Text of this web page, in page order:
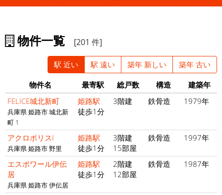
物件一覧 [201 件]
駅 近い 駅 遠い 築年 新しい 築年 古い
物件名 最寄駅 総戸数 構造
建築年
FELICE城北新町
兵庫県 姫路市 城北新
町 1
姫路駅
徒歩1分
3階建 鉄骨造 1979年
アクロポリスI
兵庫県 姫路市 野里
姫路駅
徒歩1分
3階建
15部屋
鉄骨造 1997年
エスポワール伊伝
居
兵庫県 姫路市 伊伝居
姫路駅
徒歩1分
2階建
12部屋
鉄骨造 1987年